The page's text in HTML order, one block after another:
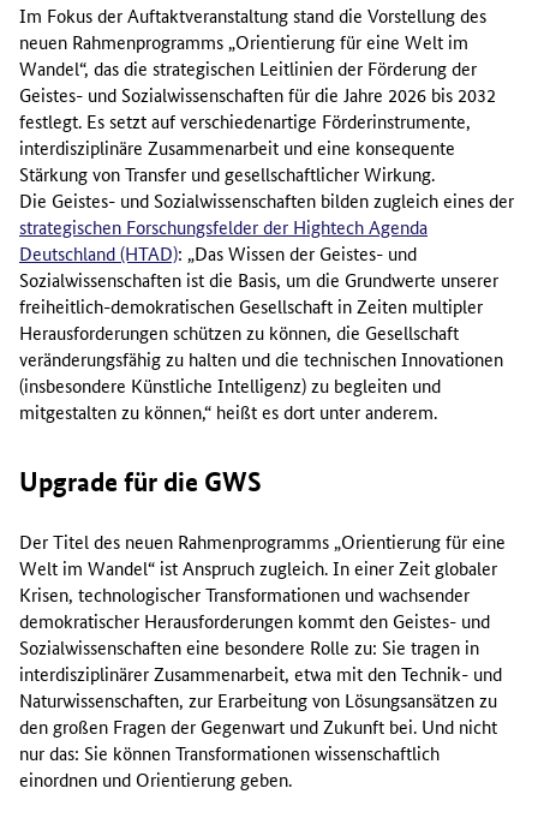
Im Fokus der Auftaktveranstaltung stand die Vorstellung des
neuen Rahmenprogramms „Orientierung für eine Welt im
Wandel“, das die strategischen Leitlinien der Förderung der
Geistes- und Sozialwissenschaften für die Jahre 2026 bis 2032
festlegt. Es setzt auf verschiedenartige Förderinstrumente,
interdisziplinäre Zusammenarbeit und eine konsequente
Stärkung von Transfer und gesellschaftlicher Wirkung.
Die Geistes- und Sozialwissenschaften bilden zugleich eines der
strategischen Forschungsfelder der HightechAgenda
Deutschland (HTAD): „Das Wissen der Geistes- und
Sozialwissenschaften ist die Basis, um die Grundwerte unserer
freiheitlich-demokratischen Gesellschaft in Zeiten multipler
Herausforderungen schützen zu können, die Gesellschaft
veränderungsfähig zu halten und die technischen Innovationen
(insbesondere Künstliche Intelligenz) zu begleiten und
mitgestalten zu können,“ heißt es dort unter anderem.
Upgrade für die GWS
Der Titel des neuen Rahmenprogramms „Orientierung für eine
Welt im Wandel“ ist Anspruch zugleich. In einer Zeit globaler
Krisen, technologischer Transformationen und wachsender
demokratischer Herausforderungen kommt den Geistes- und
Sozialwissenschaften eine besondere Rolle zu: Sie tragen in
interdisziplinärer Zusammenarbeit, etwa mit den Technik- und
Naturwissenschaften, zur Erarbeitung von Lösungsansätzen zu
den großen Fragen der Gegenwart und Zukunft bei. Und nicht
nur das: Sie können Transformationen wissenschaftlich
einordnen und Orientierung geben.